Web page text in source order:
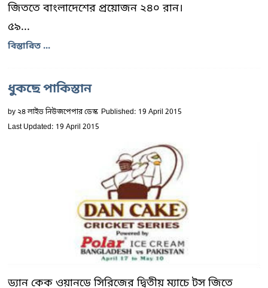
জিততে বাংলাদেশের প্রয়োজন ২৪০ রান।
৫৯...
বিস্তারিত ...
ধুকছে পাকিস্তান
by২৪ লাইভ নিউজপেপার ডেস্ক Published: 19 April 2015
Last Updated: 19 April 2015
ড্যান কেক ওয়ানডে সিরিজের দ্বিতীয় ম্যাচে টস জিতে